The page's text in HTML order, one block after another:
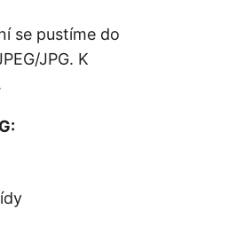
se pustíme do
JPG. K